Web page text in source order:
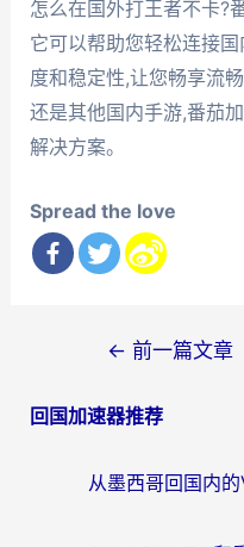
怎么在国外打王者不卡?
它可以帮助您轻松连接
度和稳定性,让您畅享流
还是其他国内手游,番茄
解决方案。
Spread the love
导
← 前一篇文章
回国加速器推荐